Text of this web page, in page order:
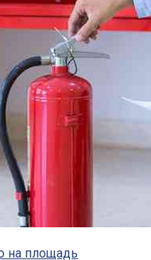
на площадь